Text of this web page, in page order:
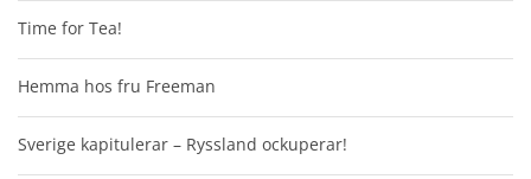
Time for Tea!
Hemma hos fru Freeman
Sverige kapitulerar – Ryssland ockuperar!